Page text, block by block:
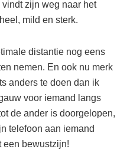
zijn weg naar het
mild en sterk.
distantie nog eens
nemen. En ook nu merk
anders te doen dan ik
voor iemand langs
de ander is doorgelopen,
telefoon aan iemand
een bewustzijn!